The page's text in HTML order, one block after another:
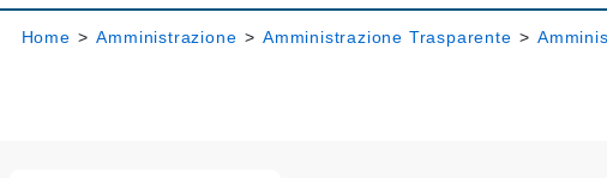
Home > Amministrazione > Amministrazione Trasparente >